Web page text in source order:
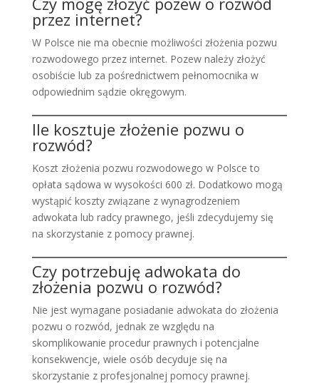
przez internet?
W Polsce nie ma obecnie możliwości złożenia pozwu
rozwodowego przez internet. Pozew należy złożyć
osobiście lub za pośrednictwem pełnomocnika w
odpowiednim sądzie okręgowym.
Ile kosztuje złożenie pozwu o
rozwód?
Koszt złożenia pozwu rozwodowego w Polsce to
opłata sądowa w wysokości 600 zł. Dodatkowo mogą
wystąpić koszty związane z wynagrodzeniem
adwokata lub radcy prawnego, jeśli zdecydujemy się
na skorzystanie z pomocy prawnej.
Czy potrzebuję adwokata do
złożenia pozwu o rozwód?
Nie jest wymagane posiadanie adwokata do złożenia
pozwu o rozwód, jednak ze względu na
skomplikowanie procedur prawnych i potencjalne
konsekwencje, wiele osób decyduje się na
skorzystanie z profesjonalnej pomocy prawnej.